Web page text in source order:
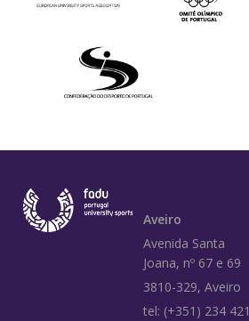
Aveiro
Avenida Santa
Joana, nº 67 e 69
3810-329, Aveiro
tel: (+351) 234 421